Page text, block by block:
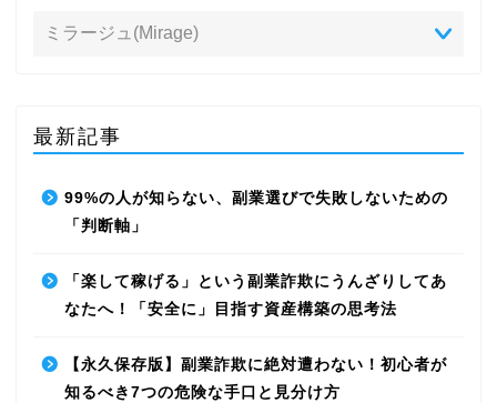
最新記事
99%の人が知らない、副業選びで失敗しないための
「判断軸」
「楽して稼げる」という副業詐欺にうんざりしてあ
なたへ！「安全に」目指す資産構築の思考法
【永久保存版】副業詐欺に絶対遭わない！初心者が
知るべき7つの危険な手口と見分け方